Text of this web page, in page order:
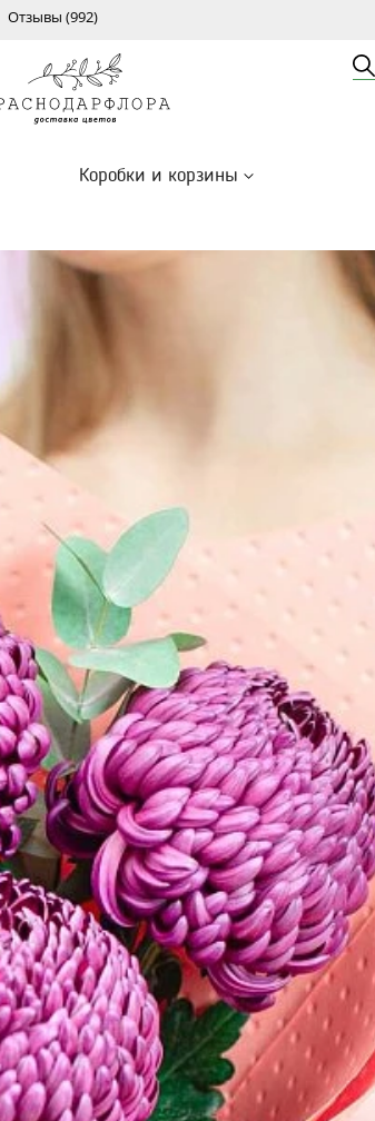
Отзывы (992)
Коробки и корзины